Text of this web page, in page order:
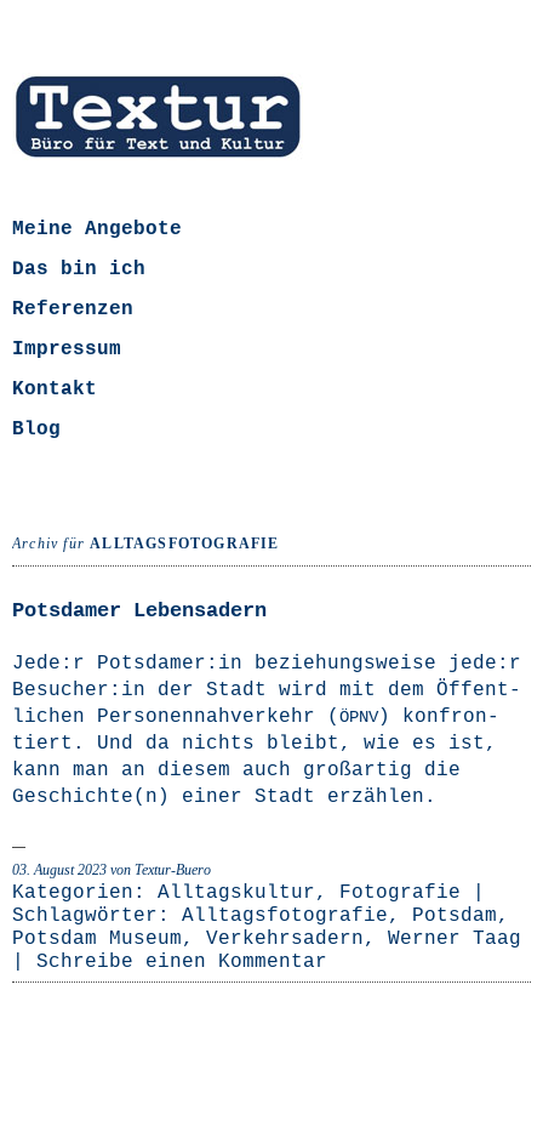
Meine Angebote
Das bin ich
Referenzen
Impressum
Kontakt
Blog
Archiv fürALLTAGSFOTOGRAFIE
Potsdamer Lebensadern
Jede:r Potsdamer:in bezie­hungs­wei­se jede:r
Besucher:in der Stadt wird mit dem Öffent­
li­chen Per­so­nen­nah­ver­kehr ( ÖPNV) kon­fron­
tiert. Und da nichts bleibt, wie es ist,
kann man an die­sem auch groß­ar­tig die
Geschichte(n) einer Stadt erzählen.
03. August 2023 von Textur-Buero
Kategorien: Alltagskultur, Fotografie
Schlagwörter: Alltagsfotografie, Potsdam,
Potsdam Museum, Verkehrsadern, Werner Taag
Schreibe einen Kommentar